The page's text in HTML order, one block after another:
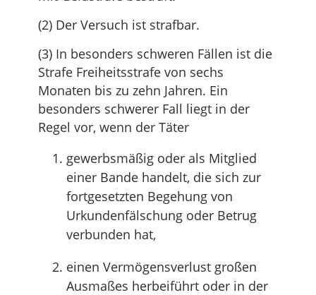
(2) Der Versuch ist strafbar.
(3) In besonders schweren Fällen ist die
Strafe Freiheitsstrafe von sechs
Monaten bis zu zehn Jahren. Ein
besonders schwerer Fall liegt in der
Regel vor, wenn der Täter
gewerbsmäßig oder als Mitglied
einer Bande handelt, die sich zur
fortgesetzten Begehung von
Urkundenfälschung oder Betrug
verbunden hat,
einen Vermögensverlust großen
Ausmaßes herbeiführt oder in der